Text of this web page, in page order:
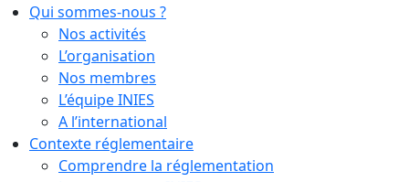
Qui sommes-nous ?
Nos activités
L’organisation
Nos membres
L’équipe INIES
A l’international
Contexte réglementaire
Comprendre la réglementation